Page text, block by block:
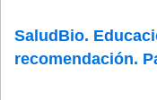
SaludBio.
recomendación.